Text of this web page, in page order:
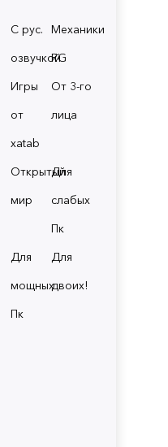
С рус.
озвучкой
Механики
RG
Игры
от
xatab
От 3-го
лица
Открытый
мир
Для
слабых
Пк
Для
мощных
Пк
Для
двоих!